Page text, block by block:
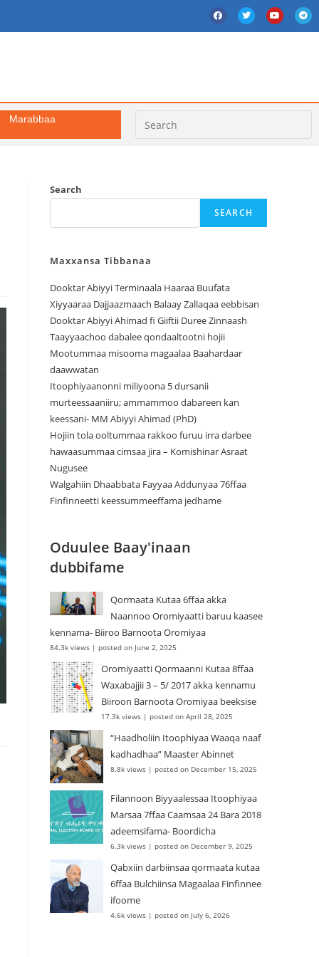
Marabbaa
Search
SEARCH
Maxxansa Tibbanaa
Dooktar Abiyyi Terminaala Haaraa Buufata
Xiyyaaraa Dajjaazmaach Balaay Zallaqaa eebbisan
Dooktar Abiyyi Ahimad fi Giiftii Duree Zinnaash
Taayyaachoo dabalee qondaaltootni hojii
Mootummaa misooma magaalaa Baahardaar
daawwatan
Itoophiyaanonni miliyoona 5 dursanii
murteessaaniiru; ammammoo dabareen kan
keessani- MM Abiyyi Ahimad (PhD)
Hojiin tola ooltummaa rakkoo furuu irra darbee
hawaasummaa cimsaa jira – Komishinar Asraat
Nugusee
Walgahiin Dhaabbata Fayyaa Addunyaa 76ffaa
Finfinneetti keessummeeffama jedhame
Oduulee Baay'inaan
dubbifame
Qormaata Kutaa 6ffaa akka
Naannoo Oromiyaatti baruu kaasee
kennama- Biiroo Barnoota Oromiyaa
84.3k views | posted on June 2, 2025
Oromiyaatti Qormaanni Kutaa 8ffaa
Waxabajjii 3 – 5/ 2017 akka kennamu
Biiroon Barnoota Oromiyaa beeksise
17.3k views | posted on April 28, 2025
“Haadholiin Itoophiyaa Waaqa naaf
kadhadhaa” Maaster Abinnet
8.8k views | posted on December 15, 2025
Filannoon Biyyaalessaa Itoophiyaa
Marsaa 7ffaa Caamsaa 24 Bara 2018
adeemsifama- Boordicha
6.3k views | posted on December 9, 2025
Qabxiin darbiinsaa qormaata kutaa
6ffaa Bulchiinsa Magaalaa Finfinnee
ifoome
4.6k views | posted on July 6, 2026